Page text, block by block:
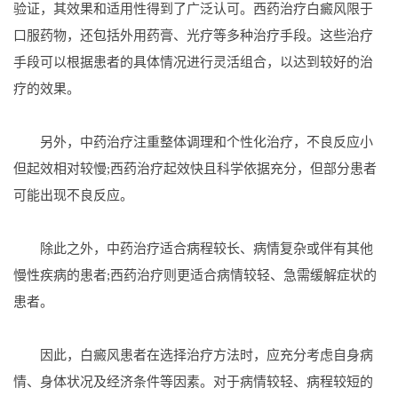
验证，其效果和适用性得到了广泛认可。西药治疗白癜风限于
口服药物，还包括外用药膏、光疗等多种治疗手段。这些治疗
手段可以根据患者的具体情况进行灵活组合，以达到较好的治
疗的效果。
另外，中药治疗注重整体调理和个性化治疗，不良反应小
但起效相对较慢;西药治疗起效快且科学依据充分，但部分患者
可能出现不良反应。
除此之外，中药治疗适合病程较长、病情复杂或伴有其他
慢性疾病的患者;西药治疗则更适合病情较轻、急需缓解症状的
患者。
因此，白癜风患者在选择治疗方法时，应充分考虑自身病
情、身体状况及经济条件等因素。对于病情较轻、病程较短的